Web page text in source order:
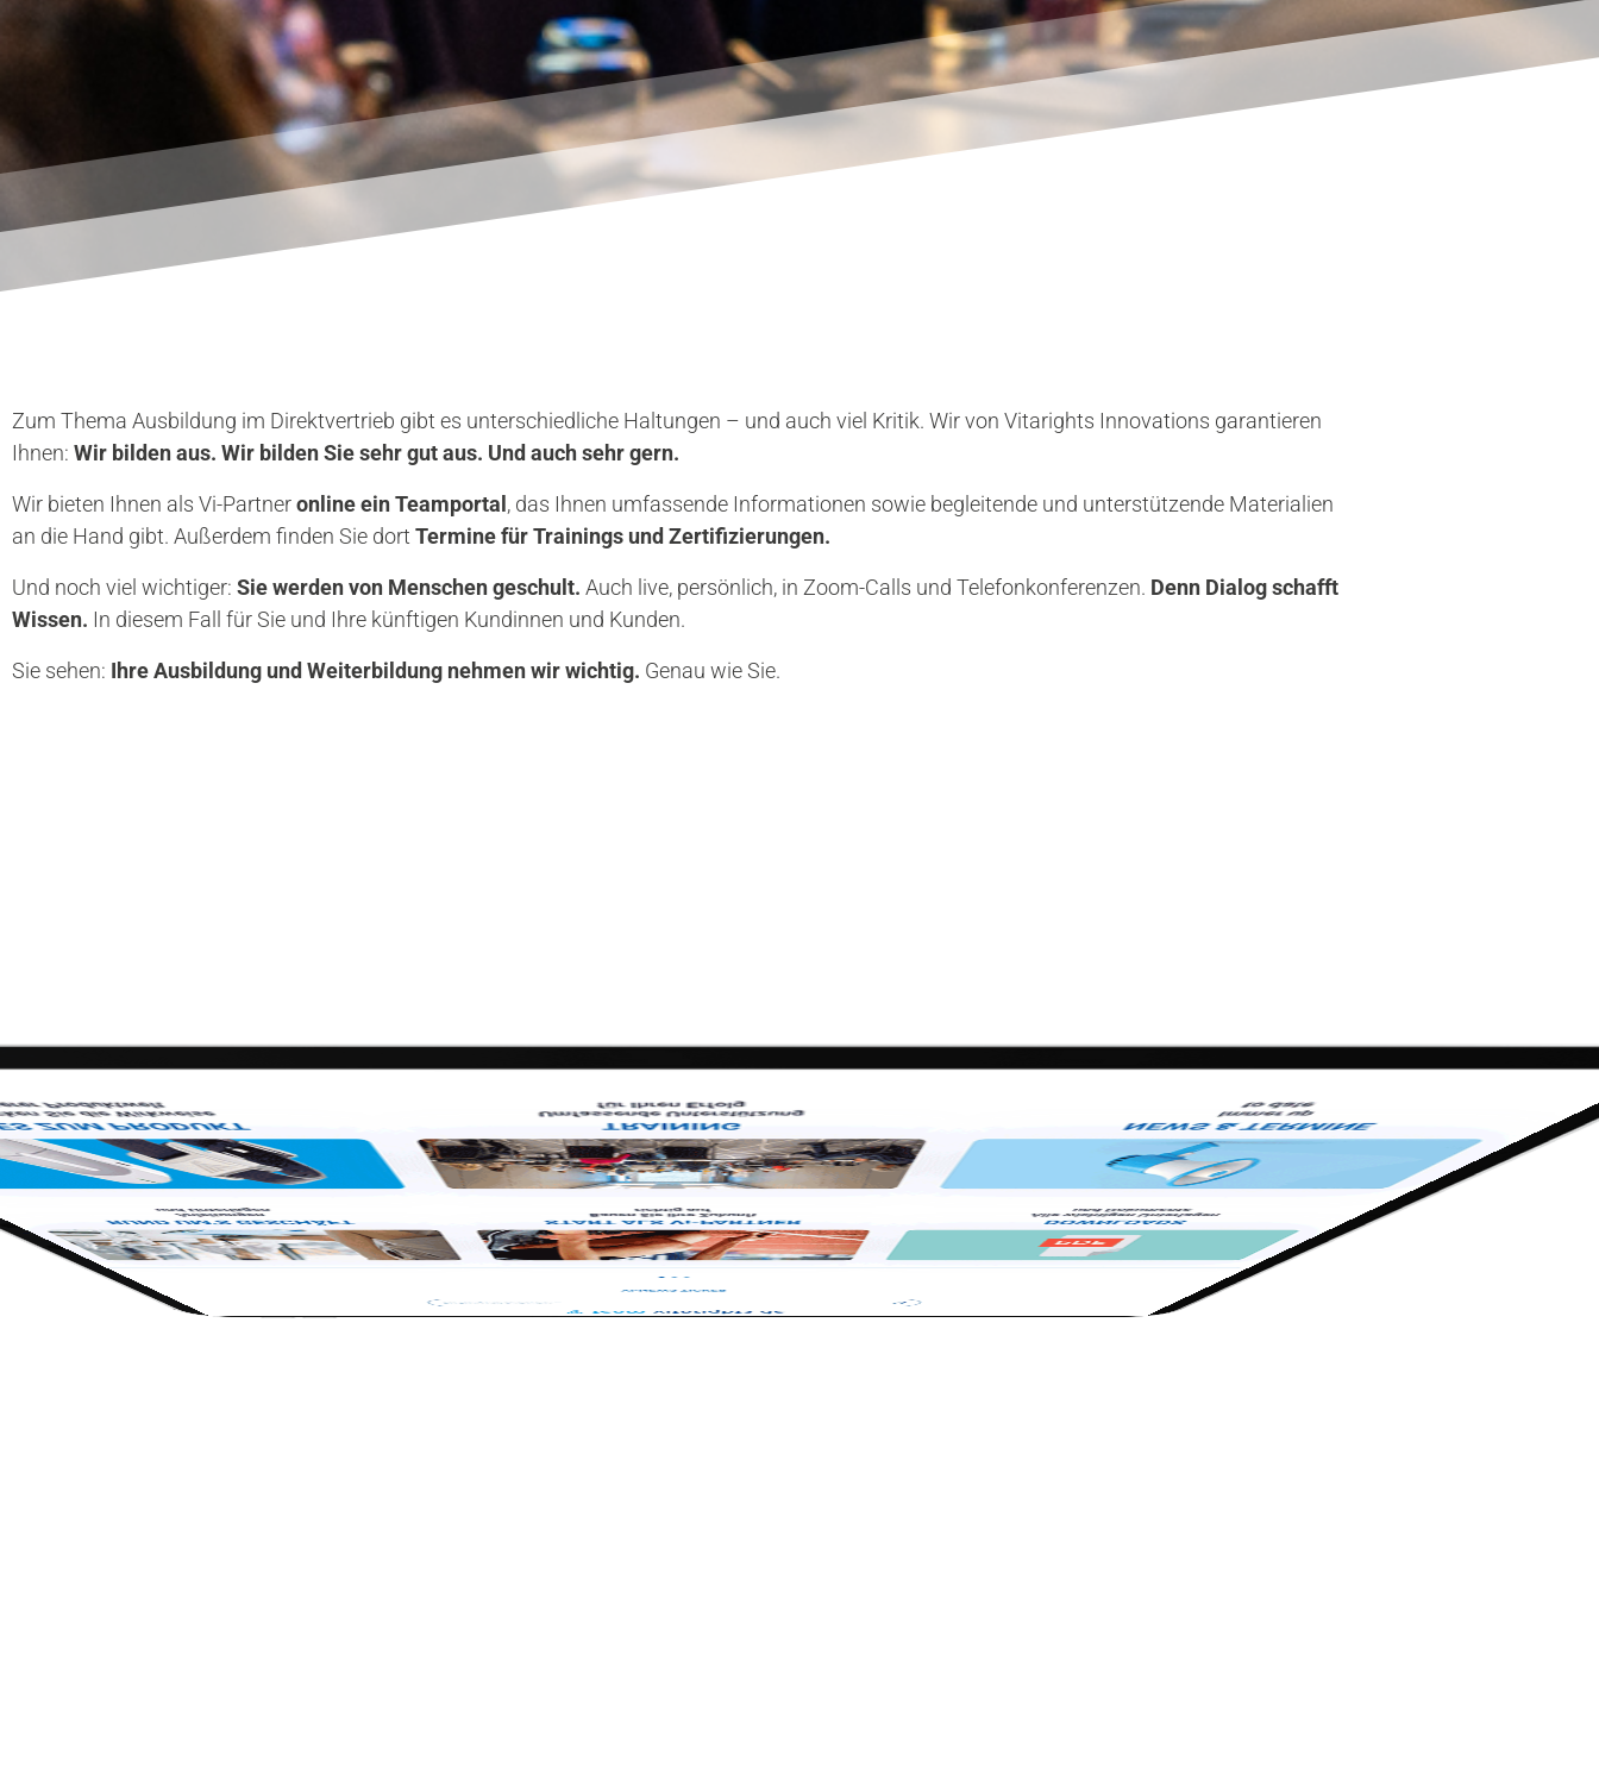
Zum Thema Ausbildung im Direktvertrieb gibt es unterschiedliche Haltungen – und auch viel Kritik. Wir von Vitarights Innovations garantieren
Ihnen: Wir bilden aus. Wir bilden Sie sehr gut aus. Und auch sehr gern.
Wir bieten Ihnen als Vi-Partneronline ein Teamportal, das Ihnen umfassende Informationen sowie begleitende und unterstützende Materialien
an die Hand gibt. Außerdem finden Sie dort Termine für Trainings und Zertifizierungen.
Und noch viel wichtiger: Sie werden von Menschen geschult. Auch live, persönlich, in Zoom-Calls und Telefonkonferenzen. Denn Dialog schafft
Wissen. In diesem Fall für Sie und Ihre künftigen Kundinnen und Kunden.
Sie sehen: Ihre Ausbildung und Weiterbildung nehmen wir wichtig. Genau wie Sie.
Smartphones oder sonstiger beeinflussender Faktoren.
Probe B wurde nur auf das telefonierende Smartphone gelegt.
Probe C bekam zeitgleich zum Telefonat ein Gerät dazugelegt, das harmonische
Frequenzen aussendet.
Probe D wurde nach dem Telefonat für zwei Stunden auf das Gerät mit den
harmonischen Frequenzen gestellt.
Untersucht wurde die Fähigkeit der Zellen zur Regeneration.
Hinweis: Erkenntnisse aus zellbiologischen Studien
können nicht 1:1 auf den Menschen übertragen werden.